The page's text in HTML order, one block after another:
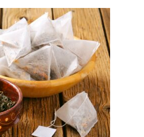
nestačí jen voda?
skutečně potřebuje